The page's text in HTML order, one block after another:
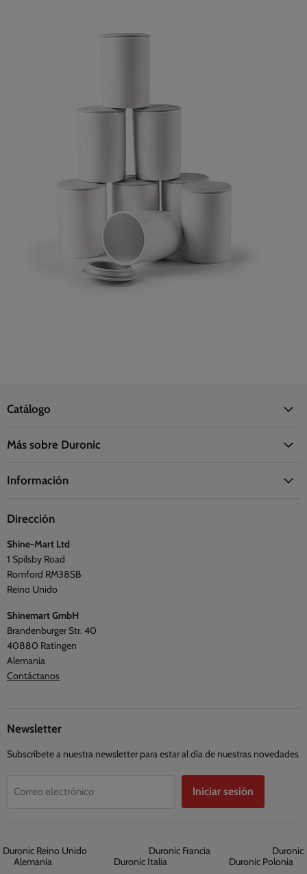
Catálogo
Cocina
Viajes y exterior
Más sobre Duronic
Opiniones
Información
Preguntas frecuentes
Política de privacidad
Términos y condiciones
Dirección
Shine-Mart Ltd
1 Spilsby Road
Romford RM38SB
Reino Unido
Shinemart GmbH
Brandenburger Str. 40
40880 Ratingen
Alemania
Contáctanos
Newsletter
Subscríbete a nuestra newsletter para estar al día de nuestras novedades
Correo electrónico Iniciar sesión
Duronic Reino Unido Duronic Francia
Duronic
Alemania
Duronic Italia Duronic Polonia